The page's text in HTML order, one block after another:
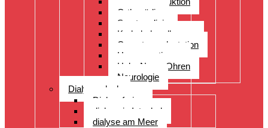
Orthopädie
Sportmedizin
Krebsbehandlungen
Organtransplantation
Herzoperationen
Hals, Nase, Ohren
Neurologie
Dialyseurlaub
Dialyseferien
dialyse in Istanbul
dialyse am Meer